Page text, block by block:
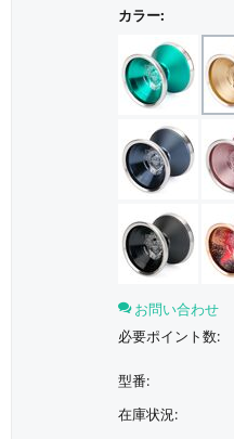
カラー:
お問い合わせ
必要ポイント数:
型番:
在庫状況: